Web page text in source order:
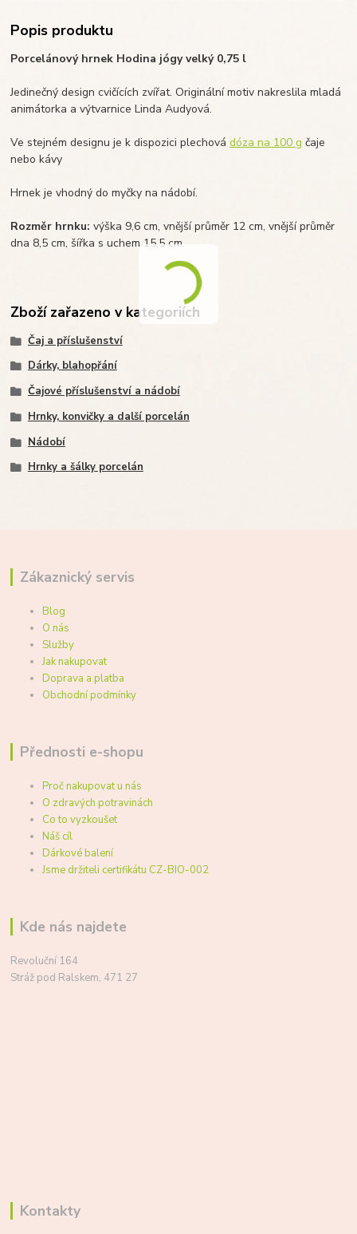
Popis produktu
Porcelánový hrnek Hodina jógy velký 0,75 l
Jedinečný design cvičících zvířat. Originální motiv nakreslila mladá
animátorka a výtvarnice Linda Audyová.
Ve stejném designu je k dispozici plechovádóza na 100 g čaje
nebo kávy
Hrnek je vhodný do myčky na nádobí.
Rozměr hrnku: výška 9,6 cm, vnější průměr 12 cm, vnější průměr
dna 8,5 cm, šířka s uchem 15,5 cm.
Zboží zařazeno v kategoriích
Čaj a příslušenství
Dárky, blahopřání
Čajové příslušenství a nádobí
Hrnky, konvičky a další porcelán
Nádobí
Hrnky a šálky porcelán
Zákaznický servis
Blog
O nás
Služby
Jak nakupovat
Doprava a platba
Obchodní podmínky
Přednosti e-shopu
Proč nakupovat u nás
O zdravých potravinách
Co to vyzkoušet
Náš cíl
Dárkové balení
Jsme držiteli certifikátu CZ-BIO-002
Kde nás najdete
Revoluční 164
Stráž pod Ralskem, 471 27
Kontakty